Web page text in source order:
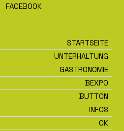
FACEBOOK
STARTSEITE
UNTERHALTUNG
GASTRONOMIE
BEXPO
BUTTON
INFOS
OK